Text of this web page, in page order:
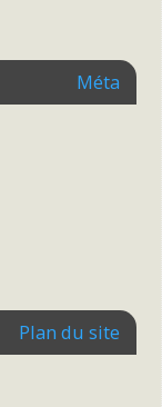
Méta
Plan du site